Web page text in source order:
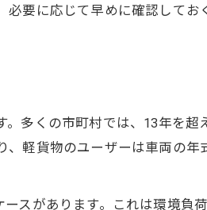
要に応じて早めに確認してお
多くの市町村では、13年を超
軽貨物のユーザーは車両の年
スがあります。これは環境負